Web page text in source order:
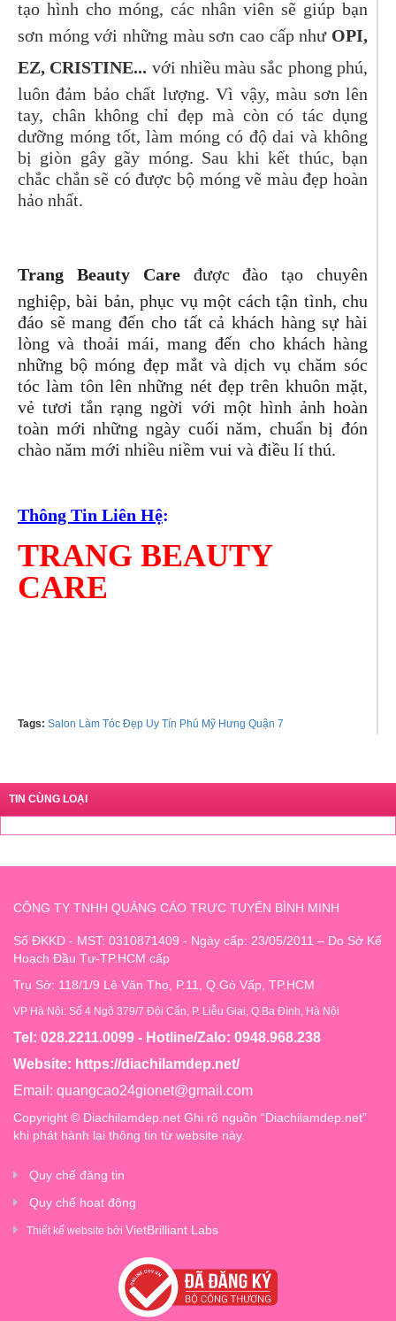
tạo hình cho móng, các nhân viên sẽ giúp bạn
sơn móng với những màu sơn cao cấp như OPI,
EZ, CRISTINE... với nhiều màu sắc phong phú,
luôn đảm bảo chất lượng. Vì vậy, màu sơn lên
tay, chân không chỉ đẹp mà còn có tác dụng
dưỡng móng tốt, làm móng có độ dai và không
bị giòn gây gãy móng. Sau khi kết thúc, bạn
chắc chắn sẽ có được bộ móng vẽ màu đẹp hoàn
hảo nhất.
Trang Beauty Caređược đào tạo chuyên
nghiệp, bài bản, phục vụ một cách tận tình, chu
đáo sẽ mang đến cho tất cả khách hàng sự hài
lòng và thoải mái, mang đến cho khách hàng
những bộ móng đẹp mắt và dịch vụ chăm sóc
tóc làm tôn lên những nét đẹp trên khuôn mặt,
vẻ tươi tắn rạng ngời với một hình ảnh hoàn
toàn mới những ngày cuối năm, chuẩn bị đón
chào năm mới nhiều niềm vui và điều lí thú.
Thông Tin Liên Hệ:
TRANG BEAUTY
CARE
Tags: Salon Làm Tóc Đẹp Uy Tín Phú Mỹ Hưng Quận 7
TIN CÙNG LOẠI
CÔNG TY TNHH QUẢNG CÁO TRỰC TUYẾN BÌNH MINH
Số ĐKKD - MST: 0310871409 - Ngày cấp: 23/05/2011 – Do Sở Kế
Hoạch Đầu Tư-TP.HCM cấp
Trụ Sở: 118/1/9 Lê Văn Thọ, P.11, Q.Gò Vấp, TP.HCM
VP Hà Nội: Số 4 Ngõ 379/7 Đội Cấn, P. Liễu Giai, Q.Ba Đình, Hà Nội
Tel: 028.2211.0099 - Hotline/Zalo: 0948.968.238
Website: https://diachilamdep.net/
Email: quangcao24gionet@gmail.com
Copyright © Diachilamdep.net Ghi rõ nguồn “Diachilamdep.net”
khi phát hành lại thông tin từ website này.
Quy chế đăng tin
Quy chế hoạt động
Thiết kế website bởi VietBrilliant Labs